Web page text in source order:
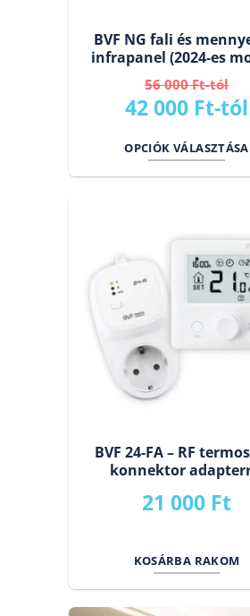
BVF NG fali és
infrapanel (2024-es
56 000Ft-tól
42 000 Ft-tól
OPCIÓK VÁLASZTÁSA
Ennek
több
variációja
van.
A
a
BVF 24-FA – RF
konnektor
21 000 Ft
KOSÁRBA RAKOM